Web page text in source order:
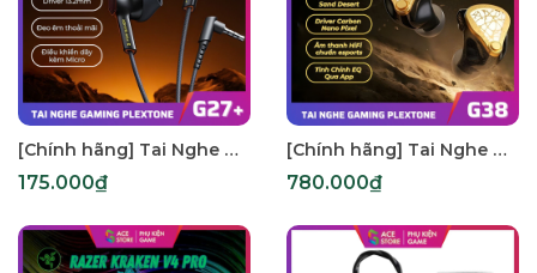
[Chính hãng] Tai Nghe Gaming Plextone G27 Plus – Mic Rõ, Âm Thanh Gaming | Jack 3.5mm / Adapter Type-C
175.000₫
[Chính hãng] Tai Nghe Gaming Plextone G38 Type-C – Hi-Fi Esports, Tinh Chỉnh EQ Qua App, Có Cáp Mở Rộng Cho PC
780.000₫